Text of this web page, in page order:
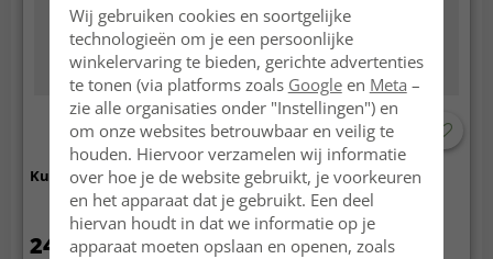
Kussensloop 50 x 50 cm
24.99 €
Kussensloop 50 x 50 cm
24.99 €
Wij gebruiken cookies en soortgelijke
technologieën om je een persoonlijke
winkelervaring te bieden, gerichte advertenties
te tonen (via platforms zoals Googleen Meta –
zie alle organisaties onder "Instellingen") en
om onze websites betrouwbaar en veilig te
houden. Hiervoor verzamelen wij informatie
over hoe je de website gebruikt, je voorkeuren
en het apparaat dat je gebruikt. Een deel
hiervan houdt in dat we informatie op je
apparaat moeten opslaan en openen, zoals